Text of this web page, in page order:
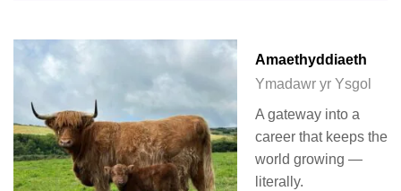
Amaethyddiaeth
Ymadawr yr Ysgol
A gateway into a
career that keeps the
world growing —
literally.